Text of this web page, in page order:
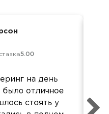
5.00
на день
отличное
стоять у